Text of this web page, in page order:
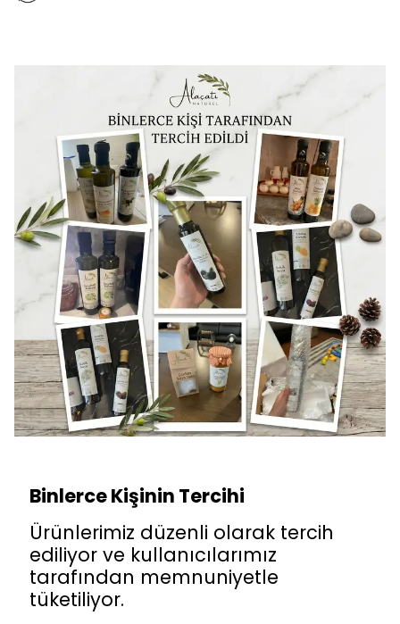
Binlerce Kişinin Tercihi
Ürünlerimiz düzenli olarak tercih
ediliyor ve kullanıcılarımız
tarafından memnuniyetle
tüketiliyor.